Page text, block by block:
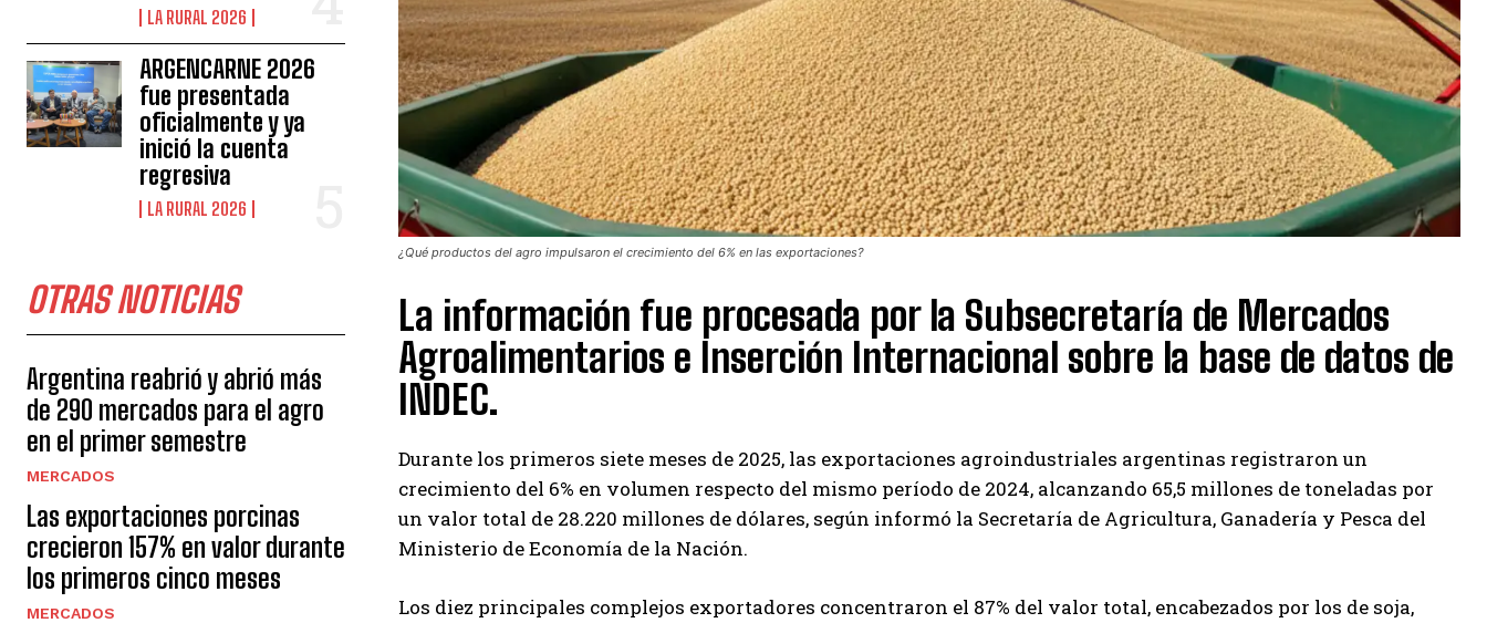
LA RURAL 2026
ARGENCARNE 2026
fue presentada
oficialmente y ya
inició la cuenta
regresiva
LA RURAL 2026
OTRAS NOTICIAS
Argentina reabrió y abrió más
de 290 mercados para el agro
en el primer semestre
MERCADOS
Las exportaciones porcinas
crecieron 157% en valor durante
los primeros cinco meses
MERCADOS
¿Qué productos del agro impulsaron el crecimiento del 6% en las exportaciones?
La información fue procesada por la Subsecretaría de Mercados
Agroalimentarios e Inserción Internacional sobre la base de datos de
INDEC.
Durante los primeros siete meses de 2025, las exportaciones agroindustriales argentinas registraron un
crecimiento del 6% en volumen respecto del mismo período de 2024, alcanzando 65,5 millones de toneladas por
un valor total de 28.220 millones de dólares, según informó la Secretaría de Agricultura, Ganadería y Pesca del
Ministerio de Economía de la Nación.
Los diez principales complejos exportadores concentraron el 87% del valor total, encabezados por los de soja,